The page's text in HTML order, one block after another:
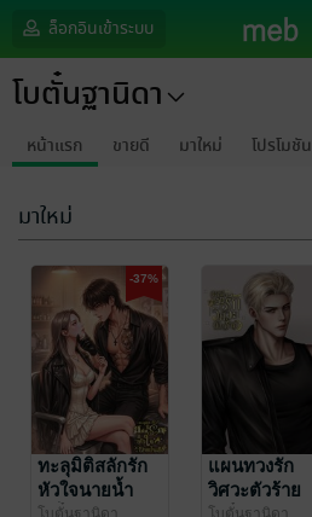
ล็อกอินเข้าระบบ
โบตั๋นฐานิดา
หน้าแรก ขายดี มาใหม่ โปรโมชัน
มาใหม่
-37%
ทะลุมิติสลักรัก
หัวใจนายน้ำ
โบตั๋นฐานิดา
แผนทวงรัก
วิศวะตัวร้าย
โบตั๋นฐานิดา